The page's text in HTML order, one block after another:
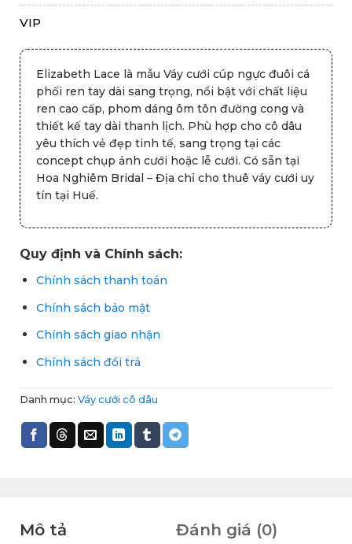
VIP
Elizabeth Lace là mẫu Váy cưới cúp ngực đuôi cá
phối ren tay dài sang trọng, nổi bật với chất liệu
ren cao cấp, phom dáng ôm tôn đường cong và
thiết kế tay dài thanh lịch. Phù hợp cho cô dâu
yêu thích vẻ đẹp tinh tế, sang trọng tại các
concept chụp ảnh cưới hoặc lễ cưới. Có sẵn tại
Hoa Nghiêm Bridal – Địa chỉ cho thuê váy cưới uy
tín tại Huế.
Quy định và Chính sách:
Chính sách thanh toán
Chính sách bảo mật
Chính sách giao nhận
Chính sách đổi trả
Danh mục: Váy cưới cô dâu
Mô tả Đánh giá (0)